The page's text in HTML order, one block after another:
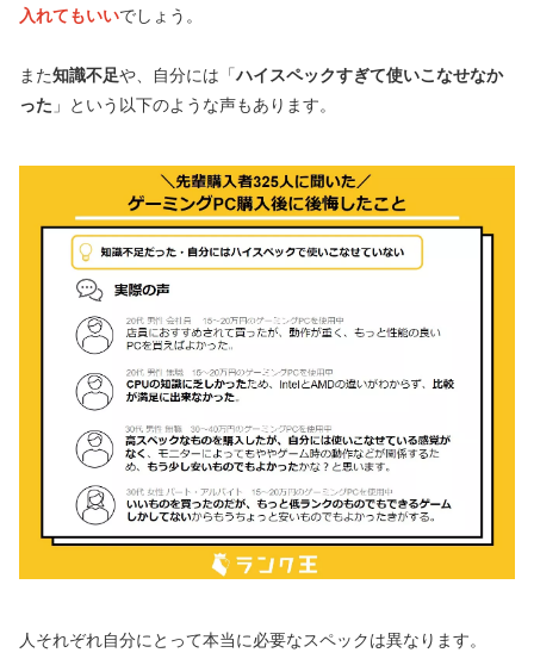
入れてもいいでしょう。
また知識不足や、自分には「ハイスペックすぎて使いこなせなか
った 」という以下のような声もあります。
人それぞれ自分にとって本当に必要なスペックは異なります。